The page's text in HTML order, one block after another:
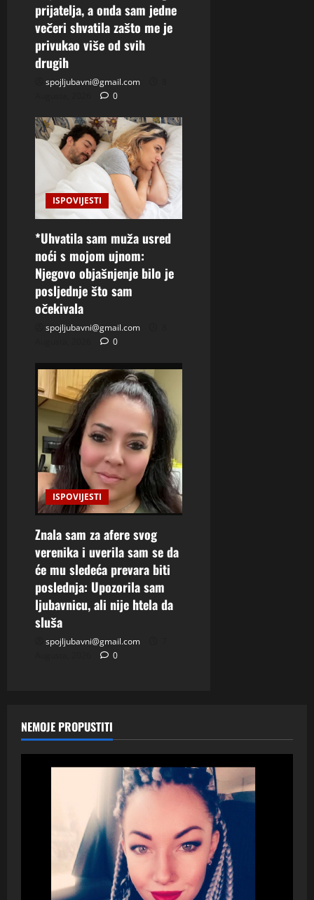
prijatelja, a onda sam jedne
večeri shvatila zašto me je
privukao više od svih
drugih
spojljubavni@gmail.com
0
ISPOVIJESTI
*Uhvatila sam muža usred
noći s mojom ujnom:
Njegovo objašnjenje bilo je
posljednje što sam
očekivala
spojljubavni@gmail.com
0
ISPOVIJESTI
Znala sam za afere svog
verenika i uverila sam se da
će mu sledeća prevara biti
poslednja: Upozorila sam
ljubavnicu, ali nije htela da
sluša
spojljubavni@gmail.com
0
NEMOJE PROPUSTITI